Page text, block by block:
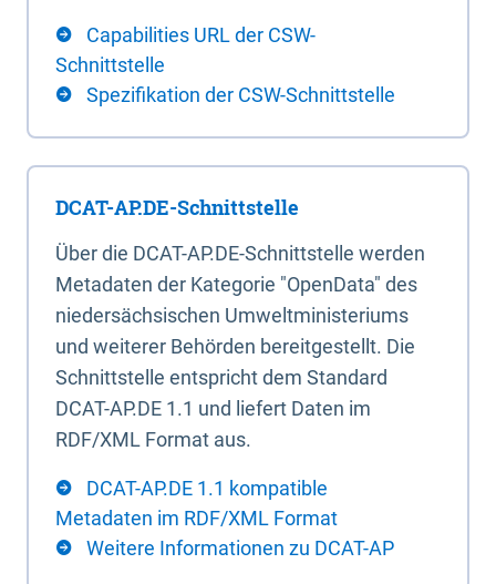
Capabilities URL der CSW-
Schnittstelle
Spezifikation der CSW-Schnittstelle
DCAT-AP.DE-Schnittstelle
Über die DCAT-AP.DE-Schnittstelle werden
Metadaten der Kategorie "OpenData" des
niedersächsischen Umweltministeriums
und weiterer Behörden bereitgestellt. Die
Schnittstelle entspricht dem Standard
DCAT-AP.DE 1.1 und liefert Daten im
RDF/XML Format aus.
DCAT-AP.DE 1.1 kompatible
Metadaten im RDF/XML Format
Weitere Informationen zu DCAT-AP